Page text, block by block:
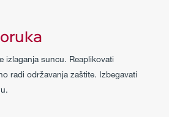
izlaganja suncu. Reaplikovati
radi održavanja zaštite. Izbegavati